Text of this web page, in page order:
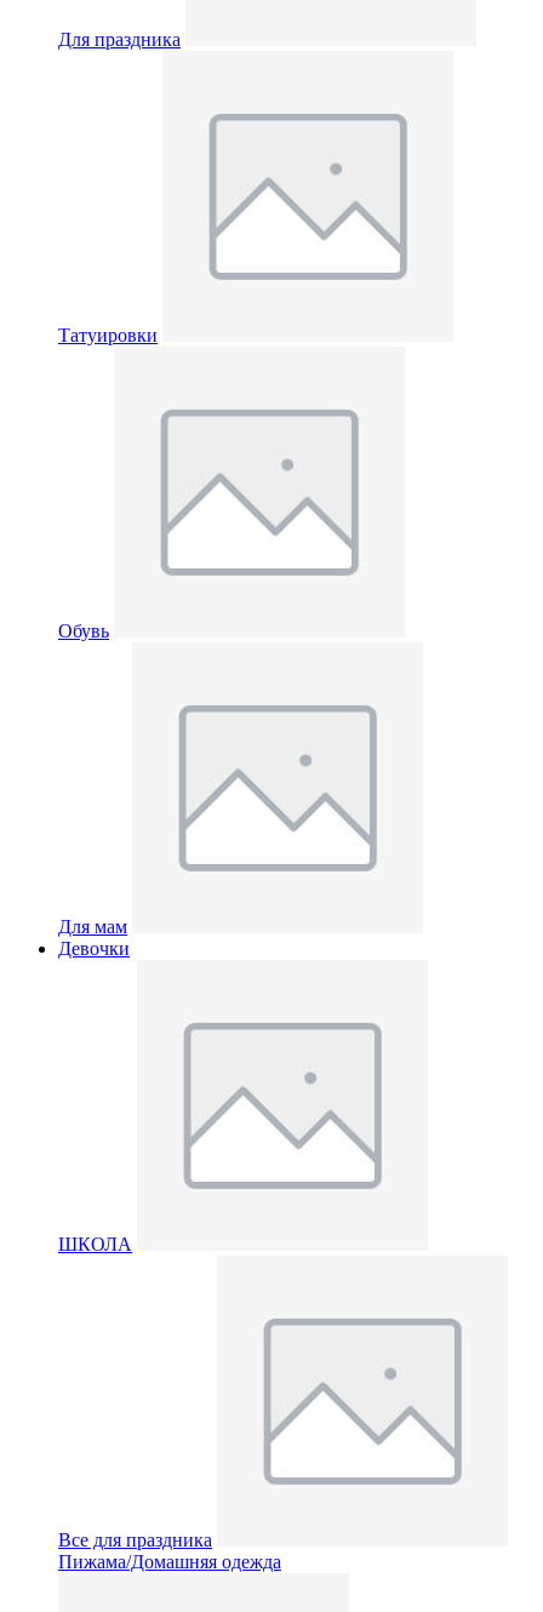
Для праздника
Татуировки
Обувь
Для мам
Девочки
ШКОЛА
Все для праздника
Пижама/Домашняя одежда